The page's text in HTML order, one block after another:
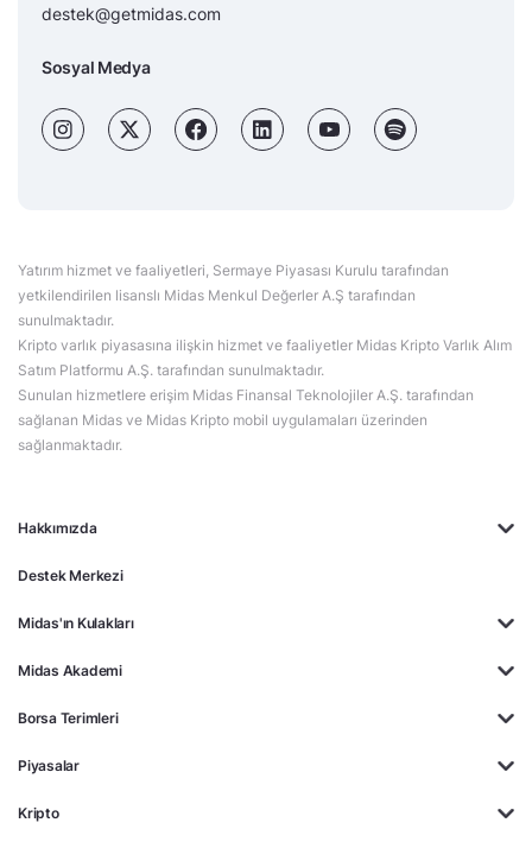
Hakkımızda
Destek Merkezi
Midas'ın Kulakları
Midas Akademi
Borsa Terimleri
Piyasalar
Kripto
destek@getmidas.com
Sosyal Medya
Yatırım hizmet ve faaliyetleri, Sermaye Piyasası Kurulu tarafından
yetkilendirilen lisanslı Midas Menkul Değerler A.Ş tarafından
sunulmaktadır.
Kripto varlık piyasasına ilişkin hizmet ve faaliyetler Midas Kripto Varlık Alım
Satım Platformu A.Ş. tarafından sunulmaktadır.
Sunulan hizmetlere erişim Midas Finansal Teknolojiler A.Ş. tarafından
sağlanan Midas ve Midas Kripto mobil uygulamaları üzerinden
sağlanmaktadır.